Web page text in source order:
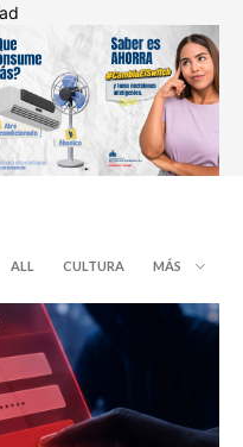
ALL CULTURA MÁS